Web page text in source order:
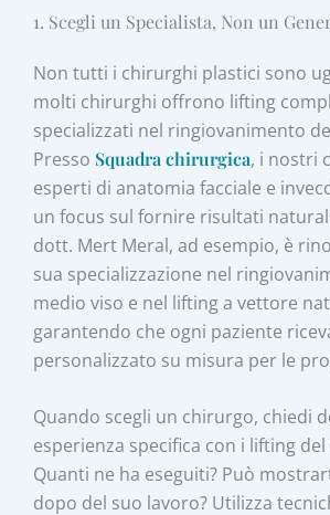
1. Scegli un Specialista, Non un
Non tutti i chirurghi plastici sono
molti chirurghi offrono lifting
specializzati nel ringiovanimento
Presso Squadra chirurgica, i nostri
esperti di anatomia facciale e
un focus sul fornire risultati
dott. Mert Meral, ad esempio, è
sua specializzazione nel
medio viso e nel lifting a vettore
garantendo che ogni paziente
personalizzato su misura per le
Quando scegli un chirurgo, chiedi
esperienza specifica con i lifting
Quanti ne ha eseguiti? Può
dopo del suo lavoro? Utilizza